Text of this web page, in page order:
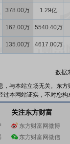
378.00万 1.29亿
162.00万 5540.40万
135.00万 4617.00万
数据
与本站立场无关。东
本网站证实，不对您
关注东方财富
东方财富网微博
东方财富网微信